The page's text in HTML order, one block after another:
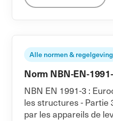
Alle normen & regelgeving
Norm NBN-EN-
NBN EN 1991-3 :
les structures - Partie
par les appareils de